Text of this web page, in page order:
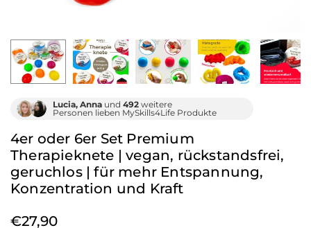
Lucia, Anna und 492 weitere
Personen lieben MySkills4Life Produkte
4er oder 6er Set Premium
Therapieknete | vegan, rückstandsfrei,
geruchlos | für mehr Entspannung,
Konzentration und Kraft
€27,90